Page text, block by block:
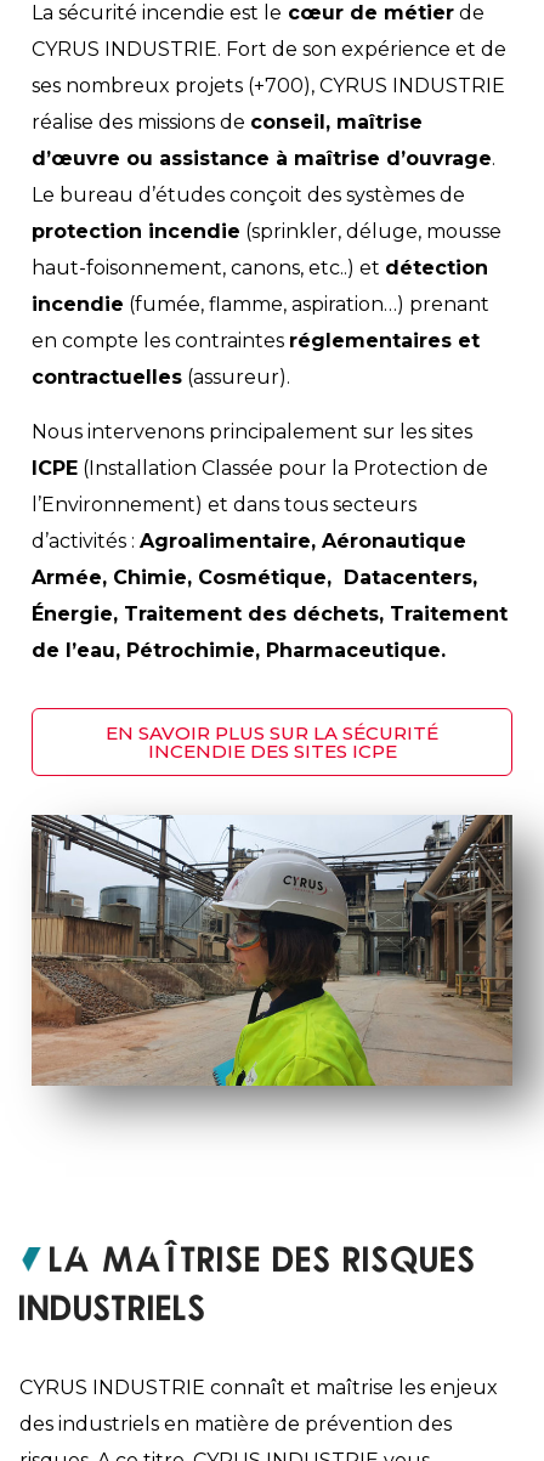
La sécurité incendie est le cœur de métier de
CYRUS INDUSTRIE. Fort de son expérience et de
ses nombreux projets (+700), CYRUS INDUSTRIE
réalise des missions de conseil, maîtrise
d’œuvre ou assistance à maîtrise d’ouvrage.
Le bureau d’études conçoit des systèmes de
protection incendie (sprinkler, déluge, mousse
haut-foisonnement, canons, etc..) et détection
incendie (fumée, flamme, aspiration…) prenant
en compte les contraintes réglementaires et
contractuelles (assureur).
Nous intervenons principalement sur les sites
ICPE (Installation Classée pour la Protection de
l’Environnement) et dans tous secteurs
d’activités : Agroalimentaire, Aéronautique
Armée, Chimie, Cosmétique, Datacenters,
Énergie, Traitement des déchets, Traitement
de l’eau, Pétrochimie, Pharmaceutique.
EN SAVOIR PLUS SUR LA SÉCURITÉ
INCENDIE DES SITES ICPE
LA MAÎTRISE DES RISQUES
INDUSTRIELS
CYRUS INDUSTRIE connaît et maîtrise les enjeux
des industriels en matière de prévention des